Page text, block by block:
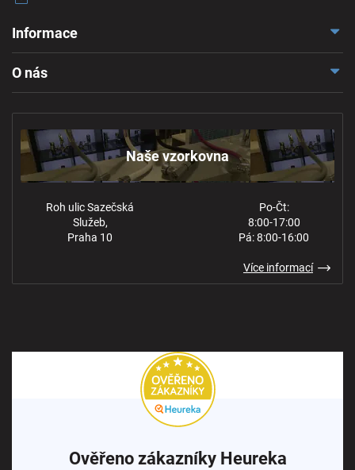
Informace
Ochrana osobních údajů
O nás
Naše vzorkovna
Roh ulic Sazečská
Služeb,
Praha 10
Po-Čt:
8:00-17:00
Pá: 8:00-16:00
Více informací
Ověřeno zákazníky Heureka